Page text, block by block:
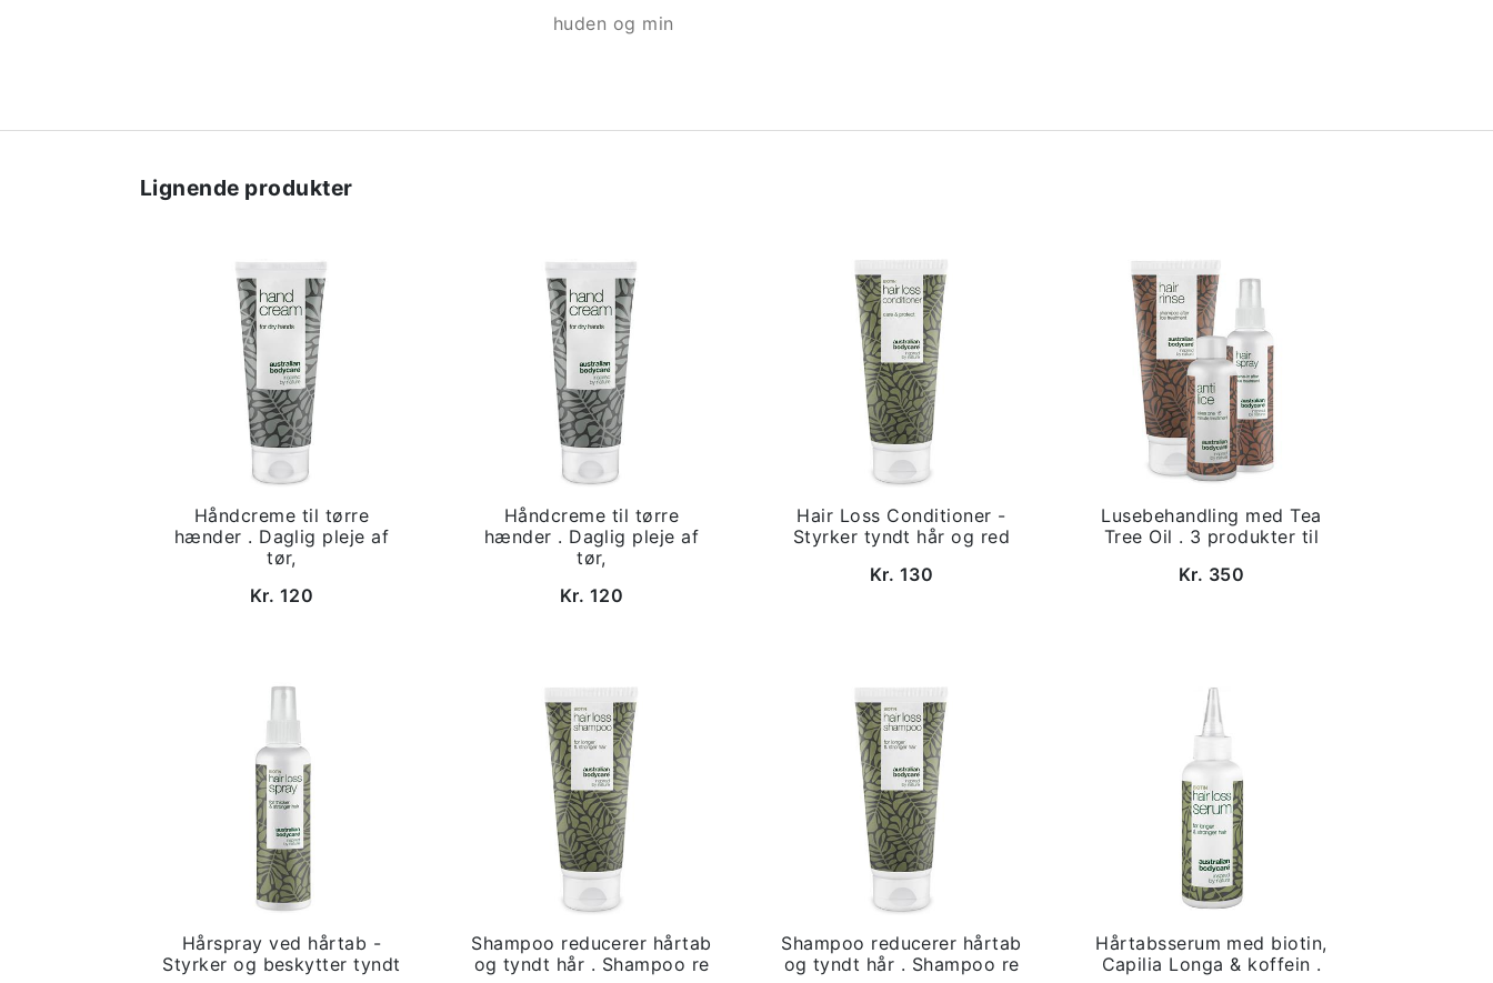
huden og min
Lignende produkter
Håndcreme til tørre
hænder . Daglig pleje af
tør,
Kr. 120
Håndcreme til tørre
hænder . Daglig pleje af
tør,
Kr. 120
Hair Loss Conditioner -
Styrker tyndt hår og red
Kr. 130
Lusebehandling med Tea
Tree Oil . 3 produkter til
Kr. 350
Hårspray ved hårtab -
Styrker og beskytter tyndt
Shampoo reducerer hårtab
og tyndt hår . Shampoo re
Shampoo reducerer hårtab
og tyndt hår . Shampoo re
Hårtabsserum med biotin,
Capilia Longa & koffein .